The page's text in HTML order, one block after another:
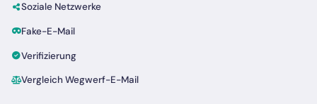
Soziale Netzwerke
Fake-E-Mail
Verifizierung
Vergleich Wegwerf-E-Mail